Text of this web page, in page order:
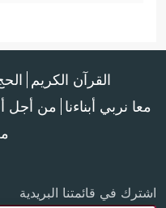
القرآن الكريم
معا نربي أبناءنا من أجل
اشترك في قائمتنا البريدية